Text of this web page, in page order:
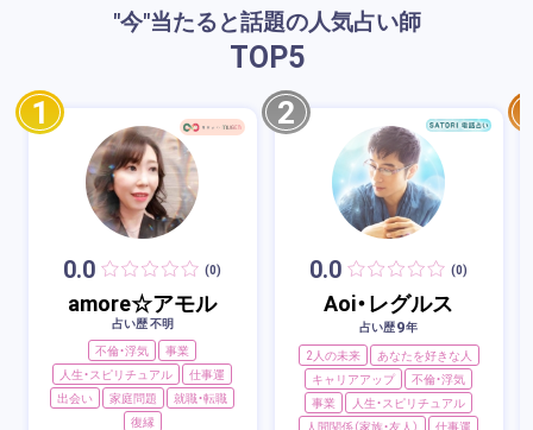
"今"当たると話題の人気占い師
TOP5
1
0.0 (0)
amore☆アモル
占い歴 不明
不倫・浮気
事業
人生・スピリチュアル
仕事運
出会い
家庭問題
就職・転職
復縁
2
0.0 (0)
Aoi・レグルス
占い歴9年
2人の未来
あなたを好きな人
キャリアアップ
不倫・浮気
事業
人生・スピリチュアル
人間関係（家族・友人）
仕事運